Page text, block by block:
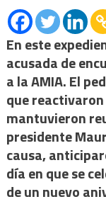
En este
acusada de
a la AMIA. El
que
mantuvieron
presidente
causa,
día en que se
de un nuevo